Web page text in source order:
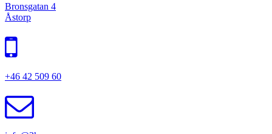
Bronsgatan 4
Åstorp
+46 42 509 60